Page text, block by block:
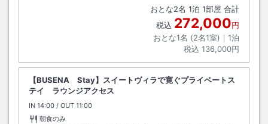
おとな2名 1泊 1部屋 合計
税込 272,000円
おとな1名 (2名1室)｜ 1泊
税込 136,000円
【BUSENA Stay】スイートヴィラで寛ぐプライベートス
テイ ラウンジアクセス
IN チェックイン
14:00 / OUT チェックアウト
11:00
朝食のみ